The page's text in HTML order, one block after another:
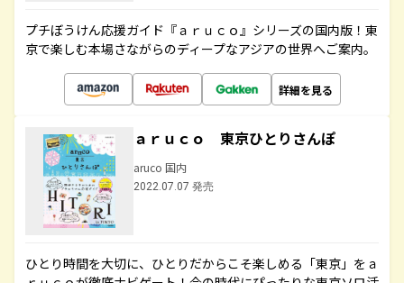
プチぼうけん応援ガイド『ａｒｕｃｏ』シリーズの国内版！東
京で楽しむ本場さながらのディープなアジアの世界へご案内。
詳細を見る
ａｒｕｃｏ 東京ひとりさんぽ
aruco 国内
2022.07.07 発売
ひとり時間を大切に、ひとりだからこそ楽しめる「東京」をａ